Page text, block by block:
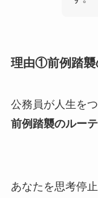
理由①前例踏襲
公務員が人生を
前例踏襲のルー
あなたを思考停